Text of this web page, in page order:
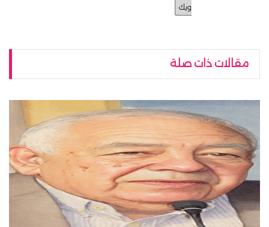
ويك
مقالات ذات صلة